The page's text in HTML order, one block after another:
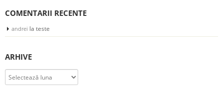
COMENTARII RECENTE
andrei la teste
ARHIVE
Arhive